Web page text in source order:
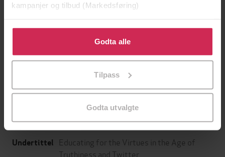
kampanjer og tilbud (Markedsføring)
Klikk på «Godta alle» for å gi oss ditt samtykke til å
bruke cookies for alle disse formålene. Du kan også
tilpasse ditt samtykke til spesifikke formål ved å klikke
Godta alle
Tilpass
Godta utvalgte
Minnesota
EBOK
Utskudd
EBOK
Undertittel
Educating for the Virtues in the Age of
Truthiness and Twitter